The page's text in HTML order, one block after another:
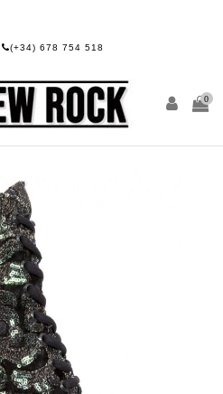
(+34) 678 754 518
0